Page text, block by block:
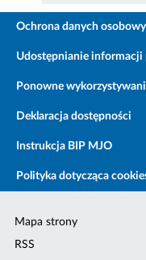
Ochrona danych
Udostępnianie informacji
Ponowne
Deklaracja dostępności
Instrukcja BIP MJO
Polityka dotycząca
Mapa strony
RSS